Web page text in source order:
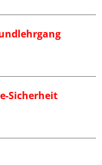
Sicherheit